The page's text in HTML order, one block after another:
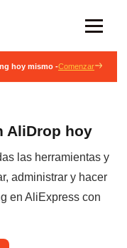
hoy mismo -Comenzar
AliDrop hoy
las herramientas y
administrar y hacer
en AliExpress con